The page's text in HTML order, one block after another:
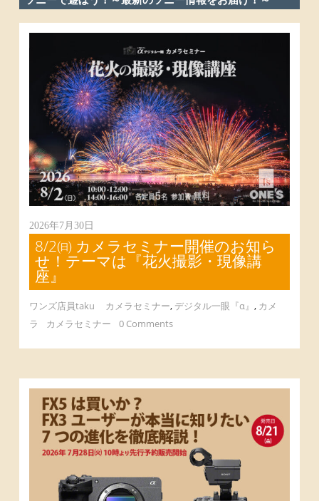
2026年7月30日
8/2㈰ カメラセミナー開催のお知ら
せ！テーマは『花火撮影・現像講
座』
ワンズ店員taku カメラセミナー, デジタル一眼『α』, カメ
ラ
カメラセミナー 0 Comments